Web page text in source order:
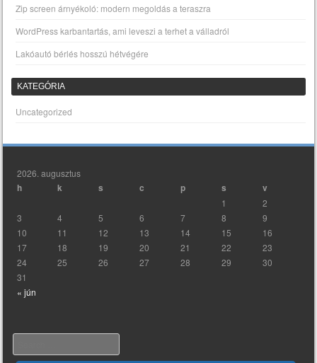
Zip screen árnyékoló: modern megoldás a teraszra
WordPress karbantartás, ami leveszi a terhet a válladról
Lakóautó bérlés hosszú hétvégére
KATEGÓRIA
Uncategorized
2026. augusztus
h k s c p s v
« jún
1
2
3
4 5 6 7 8
9
10
11 12 13 14 15
16
17
18 19 20 21 22
23
24
25 26 27 28 29
30
31